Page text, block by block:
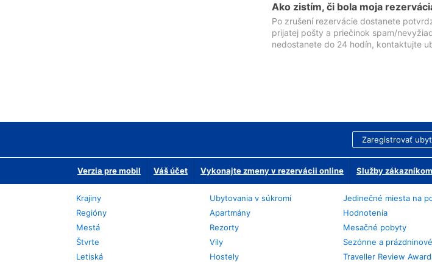
Ako zistím, či bola moja
Po zrušení rezervácie dostanete
prijatej pošty a priečinok spam/
nedostanete do 24 hodín, kontaktujte
Zaregistrovať
Verzia pre mobil Váš účet Vykonajte zmeny v rezervácii online Služby zákazníkom
Krajiny
Regióny
Mestá
Štvrte
Letiská
Ubytovania v súkromí
Apartmány
Rezorty
Vily
Hostely
Jedinečné miesta na
Hodnotenia
Mesačné pobyty
Sezónne a
Traveller Review